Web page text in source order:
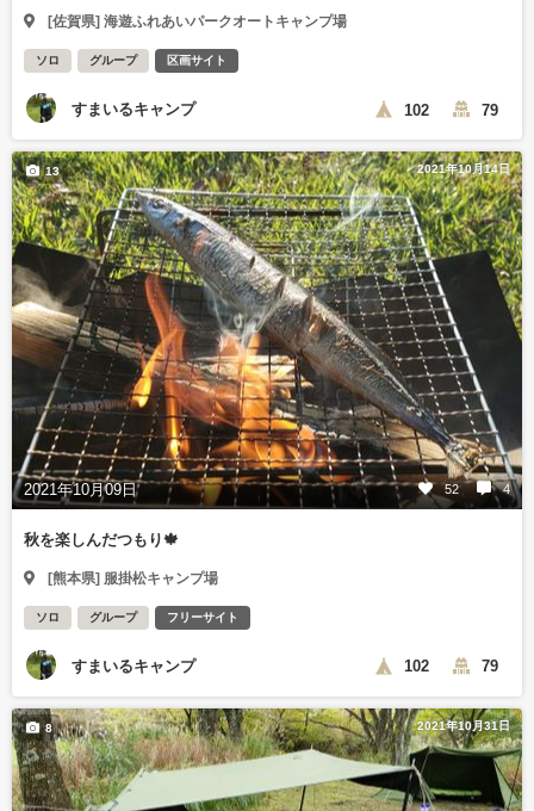
[佐賀県] 海遊ふれあいパークオートキャンプ場
ソロ グループ 区画サイト
すまいるキャンプ 102 79
2021年10月14日
2021年10月09日 52 4
13
秋を楽しんだつもり🍁
[熊本県] 服掛松キャンプ場
ソロ グループ フリーサイト
すまいるキャンプ 102 79
2021年10月31日
8